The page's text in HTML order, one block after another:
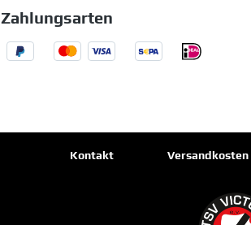
Zahlungsarten
Kontakt